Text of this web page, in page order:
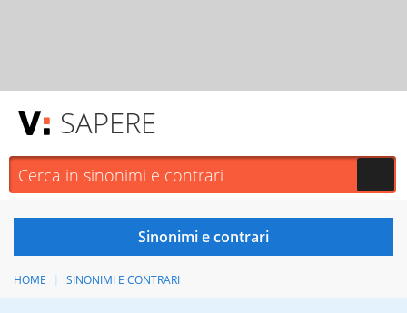
SAPERE
HOME SINONIMI E CONTRARI